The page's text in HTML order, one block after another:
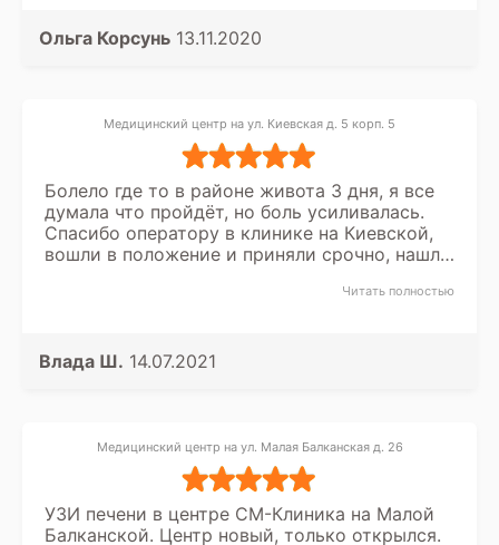
Ольга Корсунь 13.11.2020
Медицинский центр на ул. Киевская д. 5 корп. 5
Болело где то в районе живота 3 дня, я все
думала что пройдёт, но боль усиливалась.
Спасибо оператору в клинике на Киевской,
вошли в положение и приняли срочно, нашли
Читать полностью
Влада Ш. 14.07.2021
Медицинский центр на ул. Малая Балканская д. 26
УЗИ печени в центре СМ-Клиника на Малой
Балканской. Центр новый, только открылся.